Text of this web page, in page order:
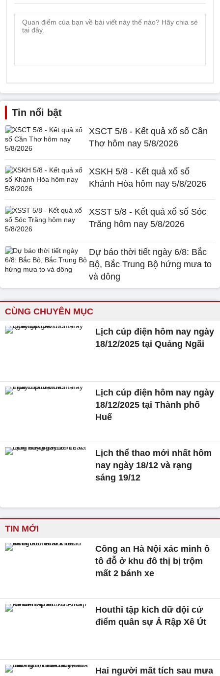
Tin nổi bật
XSCT 5/8 - Kết quả xổ số Cần
Thơ hôm nay 5/8/2026
XSKH 5/8 - Kết quả xổ số
Khánh Hòa hôm nay 5/8/2026
XSST 5/8 - Kết quả xổ số Sóc
Trăng hôm nay 5/8/2026
Dự báo thời tiết ngày 6/8: Bắc
Bộ, Bắc Trung Bộ hứng mưa to
và dông
CÙNG CHUYÊN MỤC
Lịch cúp điện hôm nay ngày
18/12/2025 tại Quảng Ngãi
Lịch cúp điện hôm nay ngày
18/12/2025 tại Thành phố
Huế
Lịch thể thao mới nhất hôm
nay ngày 18/12 và rạng
sáng 19/12
TIN MỚI
Công an Hà Nội xác minh ô
tô đỗ ở khu đô thị bị trộm
mất 2 bánh xe
Houthi tập kích dữ dội cứ
điểm quân sự Ả Rập Xê Út
Hai người mất tích sau mưa